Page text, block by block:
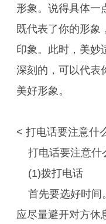
形象。说得具体一
既代表了你的形象
印象。此时，美妙
深刻的，可以代表
美好形象。
< 打电话要注意什
打电话要注意什
(1)拨打电话
首先要选好时间
应尽量避开对方休